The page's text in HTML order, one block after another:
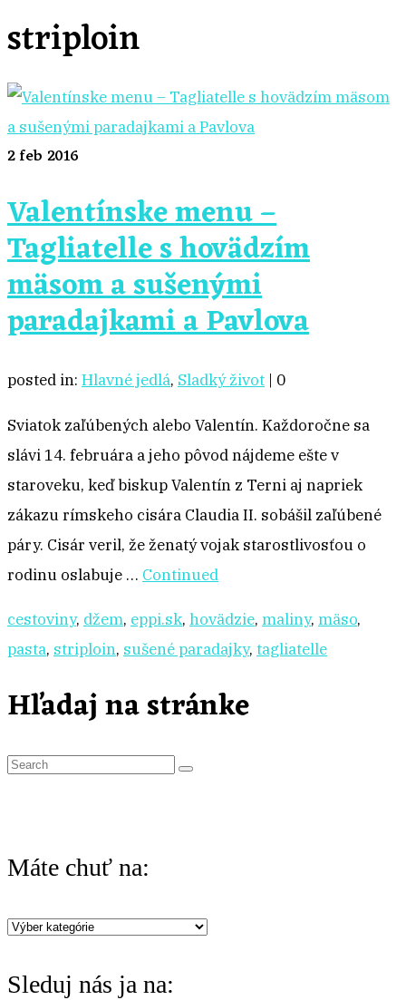
striploin
2feb 2016
Valentínske menu –
Tagliatelle s hovädzím
mäsom a sušenými
paradajkami a Pavlova
posted in: Hlavné jedlá, Sladký život | 0
Sviatok zaľúbených alebo Valentín. Každoročne sa
slávi 14. februára a jeho pôvod nájdeme ešte v
staroveku, keď biskup Valentín z Terni aj napriek
zákazu rímskeho cisára Claudia II. sobášil zaľúbené
páry. Cisár veril, že ženatý vojak starostlivosťou o
rodinu oslabuje … Continued
cestoviny, džem, eppi.sk, hovädzie, maliny, mäso,
pasta, striploin, sušené paradajky, tagliatelle
Hľadaj na stránke
S
c
f
o
Máte chuť na:
Máte
na:
Sleduj nás ja na: